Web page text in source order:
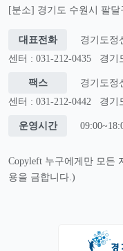
[분소] 경기도 수원시 팔달
대표전화
경기도정
센터 : 031-212-0435
경기
팩스
경기도정
센터 : 031-212-0442
경기
운영시간
Copyleft 누구에게만 모든
용을 금합니다.)